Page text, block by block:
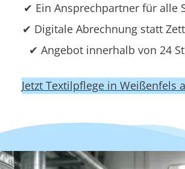
✔ Ein Ansprechpartner für alle
✔ Digitale Abrechnung statt
✔ Angebot innerhalb von 24
Jetzt Textilpflege in Weißenfels